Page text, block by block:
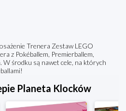
Trenera Zestaw LEGO
z Pokéballem, Premierballem,
W środku są nawet cele, na których
Planeta Klocków